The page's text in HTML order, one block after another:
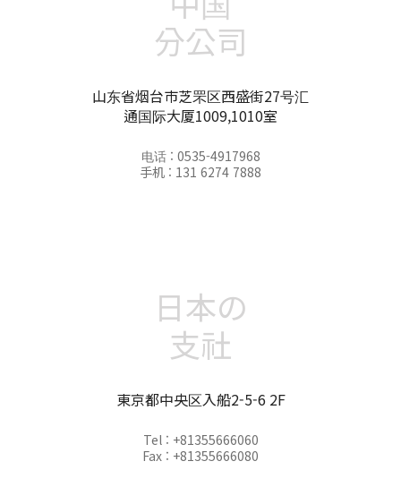
分公司
山东省烟台市芝罘区西盛街27号汇
通国际大厦1009,1010室
电话 : 0535-4917968
手机 : 131 6274 7888
日本の
支社
東京都中央区入船2-5-6 2F
Tel : +81355666060
Fax : +81355666080